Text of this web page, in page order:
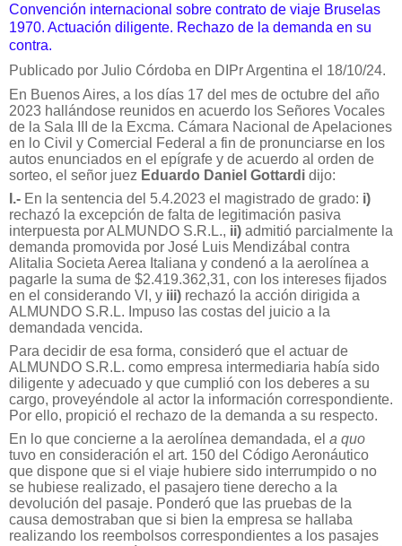
Convención internacional sobre contrato de viaje Bruselas
1970. Actuación diligente. Rechazo de la demanda en su
contra.
Publicado por Julio Córdoba en DIPr Argentina el 18/10/24.
En Buenos Aires, a los días 17 del mes de octubre del año
2023 hallándose reunidos en acuerdo los Señores Vocales
de la Sala III de la Excma. Cámara Nacional de Apelaciones
en lo Civil y Comercial Federal a fin de pronunciarse en los
autos enunciados en el epígrafe y de acuerdo al orden de
sorteo, el señor juez Eduardo Daniel Gottardi dijo:
I.- En la sentencia del 5.4.2023 el magistrado de grado: i)
rechazó la excepción de falta de legitimación pasiva
interpuesta por ALMUNDO S.R.L., ii) admitió parcialmente la
demanda promovida por José Luis Mendizábal contra
Alitalia Societa Aerea Italiana y condenó a la aerolínea a
pagarle la suma de $2.419.362,31, con los intereses fijados
en el considerando VI, y iii) rechazó la acción dirigida a
ALMUNDO S.R.L. Impuso las costas del juicio a la
demandada vencida.
Para decidir de esa forma, consideró que el actuar de
ALMUNDO S.R.L. como empresa intermediaria había sido
diligente y adecuado y que cumplió con los deberes a su
cargo, proveyéndole al actor la información correspondiente.
Por ello, propició el rechazo de la demanda a su respecto.
En lo que concierne a la aerolínea demandada, el a quo
tuvo en consideración el art. 150 del Código Aeronáutico
que dispone que si el viaje hubiere sido interrumpido o no
se hubiese realizado, el pasajero tiene derecho a la
devolución del pasaje. Ponderó que las pruebas de la
causa demostraban que si bien la empresa se hallaba
realizando los reembolsos correspondientes a los pasajes